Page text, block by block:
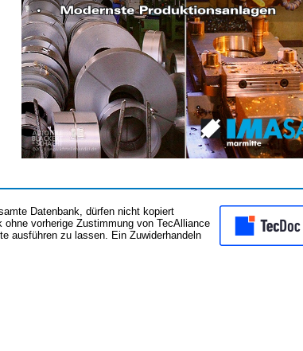
Datenbank, dürfen nicht kopiert
vorherige Zustimmung von TecAlliance
ausführen zu lassen. Ein Zuwiderhandeln